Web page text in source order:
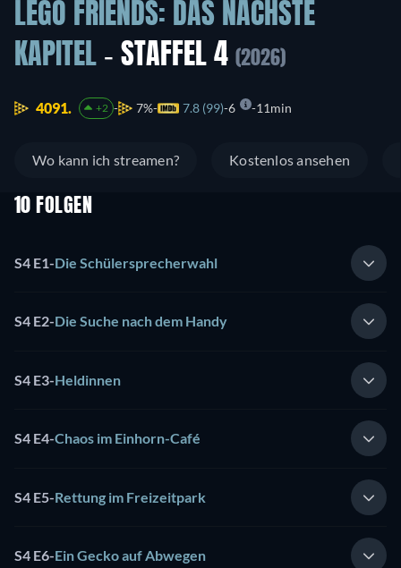
LEGO FRIENDS: DAS NÄCHSTE
KAPITEL - STAFFEL 4 (2026)
4091. +2 7% 7.8 (99) 6 11min
Wo kann ich streamen? Kostenlos ansehen
10 FOLGEN
S4 E1-Die Schülersprecherwahl
S4 E2-Die Suche nach dem Handy
S4 E3-Heldinnen
S4 E4-Chaos im Einhorn-Café
S4 E5-Rettung im Freizeitpark
S4 E6-Ein Gecko auf Abwegen